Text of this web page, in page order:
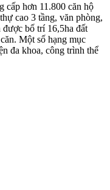
cấp hơn 11.800 căn hộ
cao 3 tầng, văn phòng,
bố trí 16,5ha đất
Một số hạng mục
đa khoa, công trình thể